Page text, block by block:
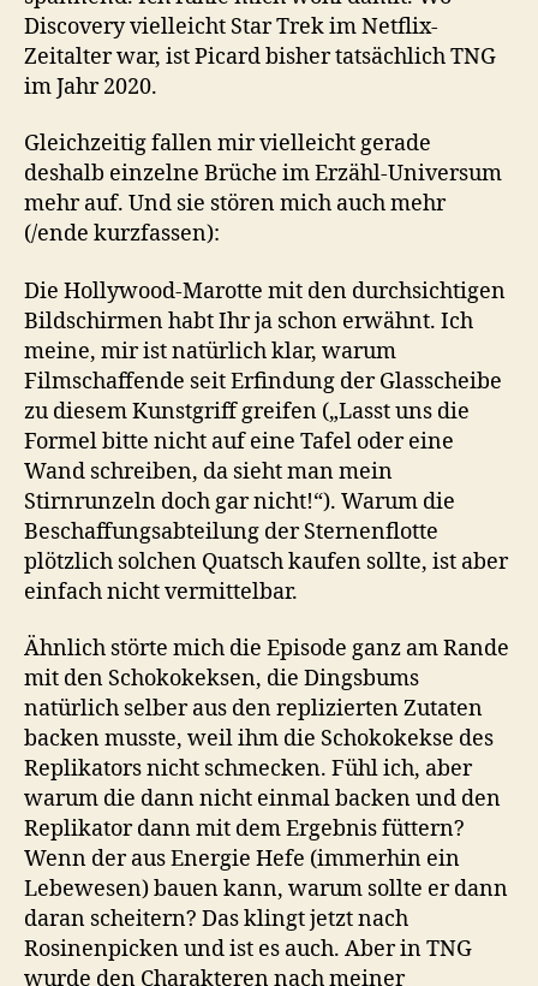
Discovery vielleicht Star Trek im Netflix-
Zeitalter war, ist Picard bisher tatsächlich TNG
im Jahr 2020.
Gleichzeitig fallen mir vielleicht gerade
deshalb einzelne Brüche im Erzähl-Universum
mehr auf. Und sie stören mich auch mehr
(/ende kurzfassen):
Die Hollywood-Marotte mit den durchsichtigen
Bildschirmen habt Ihr ja schon erwähnt. Ich
meine, mir ist natürlich klar, warum
Filmschaffende seit Erfindung der Glasscheibe
zu diesem Kunstgriff greifen („Lasst uns die
Formel bitte nicht auf eine Tafel oder eine
Wand schreiben, da sieht man mein
Stirnrunzeln doch gar nicht!“). Warum die
Beschaffungsabteilung der Sternenflotte
plötzlich solchen Quatsch kaufen sollte, ist aber
einfach nicht vermittelbar.
Ähnlich störte mich die Episode ganz am Rande
mit den Schokokeksen, die Dingsbums
natürlich selber aus den replizierten Zutaten
backen musste, weil ihm die Schokokekse des
Replikators nicht schmecken. Fühl ich, aber
warum die dann nicht einmal backen und den
Replikator dann mit dem Ergebnis füttern?
Wenn der aus Energie Hefe (immerhin ein
Lebewesen) bauen kann, warum sollte er dann
daran scheitern? Das klingt jetzt nach
Rosinenpicken und ist es auch. Aber in TNG
wurde den Charakteren nach meiner